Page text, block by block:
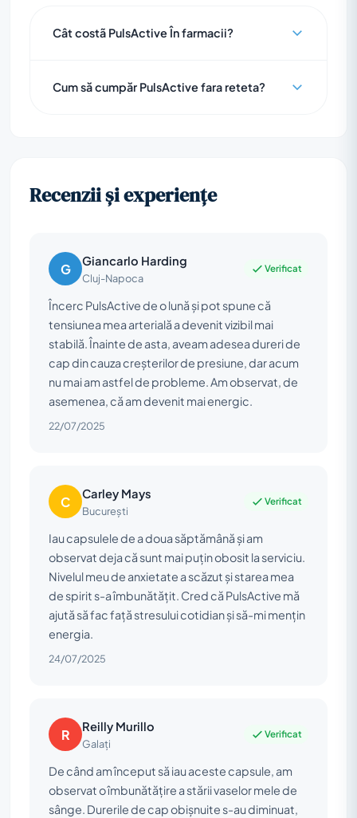
Cât costã PulsActive În farmacii?
Cum să cumpăr PulsActive fara reteta?
Recenzii și experiențe
G Giancarlo Harding
Cluj-Napoca
Verificat
Încerc PulsActive de o lună și pot spune că
tensiunea mea arterială a devenit vizibil mai
stabilă. Înainte de asta, aveam adesea dureri de
cap din cauza creșterilor de presiune, dar acum
nu mai am astfel de probleme. Am observat, de
asemenea, că am devenit mai energic.
22/07/2025
C Carley Mays
București
Verificat
Iau capsulele de a doua săptămână și am
observat deja că sunt mai puțin obosit la serviciu.
Nivelul meu de anxietate a scăzut și starea mea
de spirit s-a îmbunătățit. Cred că PulsActive mă
ajută să fac față stresului cotidian și să-mi mențin
energia.
24/07/2025
R Reilly Murillo
Galați
Verificat
De când am început să iau aceste capsule, am
observat o îmbunătățire a stării vaselor mele de
sânge. Durerile de cap obișnuite s-au diminuat,